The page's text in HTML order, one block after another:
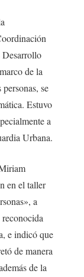
Desarrollo
de la
se
Estuvo
a
Urbana.
en el taller
a
e indicó que
de manera
de la